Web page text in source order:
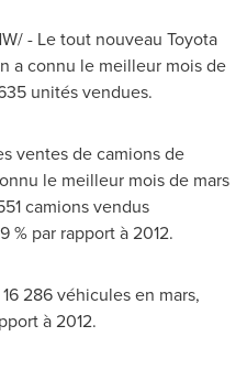
- Le tout nouveau Toyota
a connu le meilleur mois de
unités vendues.
ventes de camions de
le meilleur mois de mars
camions vendus
% par rapport à 2012.
286 véhicules en mars,
à 2012.